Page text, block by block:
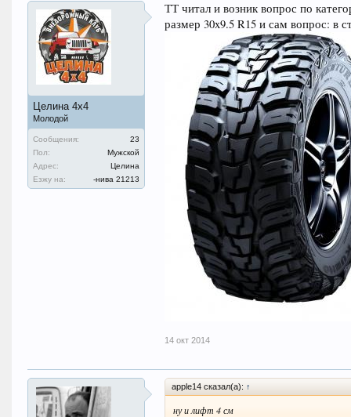
Целина 4х4
Молодой
Сообщения:
23
Пол:
Мужской
Адрес:
Целина
Езжу на:
-нива 21213
ТТ читал и возник вопрос по
размер 30x9.5 R15 и сам вопрос: в
14 окт 2014
apple14 сказал(а): ↑
ну и лифт 4 см